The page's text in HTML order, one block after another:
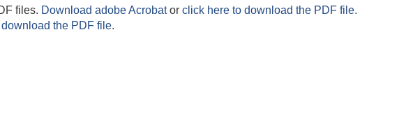
files. Download adobe Acrobator click here to download the PDF file.
the PDF file.